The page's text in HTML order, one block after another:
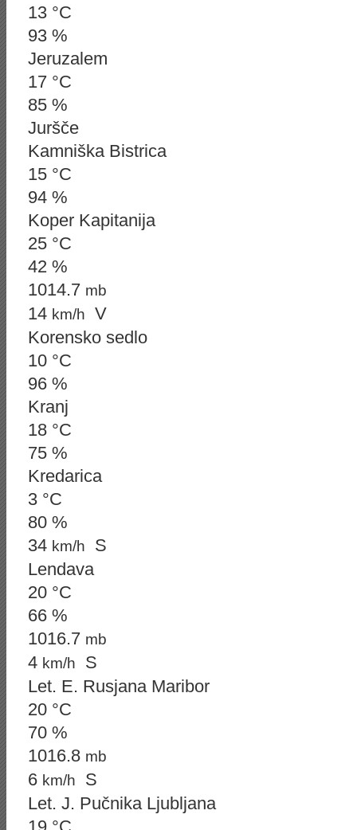
13 °C
93 %
Jeruzalem
17 °C
85 %
Juršče
Kamniška Bistrica
15 °C
94 %
Koper Kapitanija
25 °C
42 %
1014.7 mb
14 km/h
V
Korensko sedlo
10 °C
96 %
Kranj
18 °C
75 %
Kredarica
3 °C
80 %
34 km/h
S
Lendava
20 °C
66 %
1016.7 mb
4 km/h
S
Let. E. Rusjana Maribor
20 °C
70 %
1016.8 mb
6 km/h
S
Let. J. Pučnika Ljubljana